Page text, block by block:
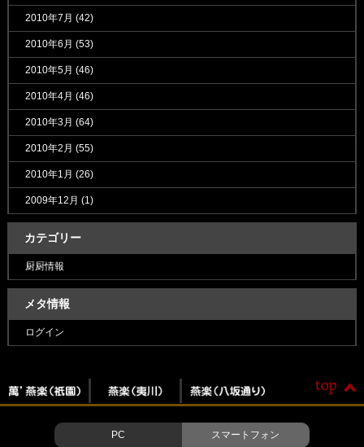
2010年7月 (42)
2010年6月 (53)
2010年5月 (46)
2010年4月 (46)
2010年3月 (64)
2010年2月 (55)
2010年1月 (26)
2009年12月 (1)
カテゴリー
厨厨情報
メタ情報
ログイン
PC スマートフォン